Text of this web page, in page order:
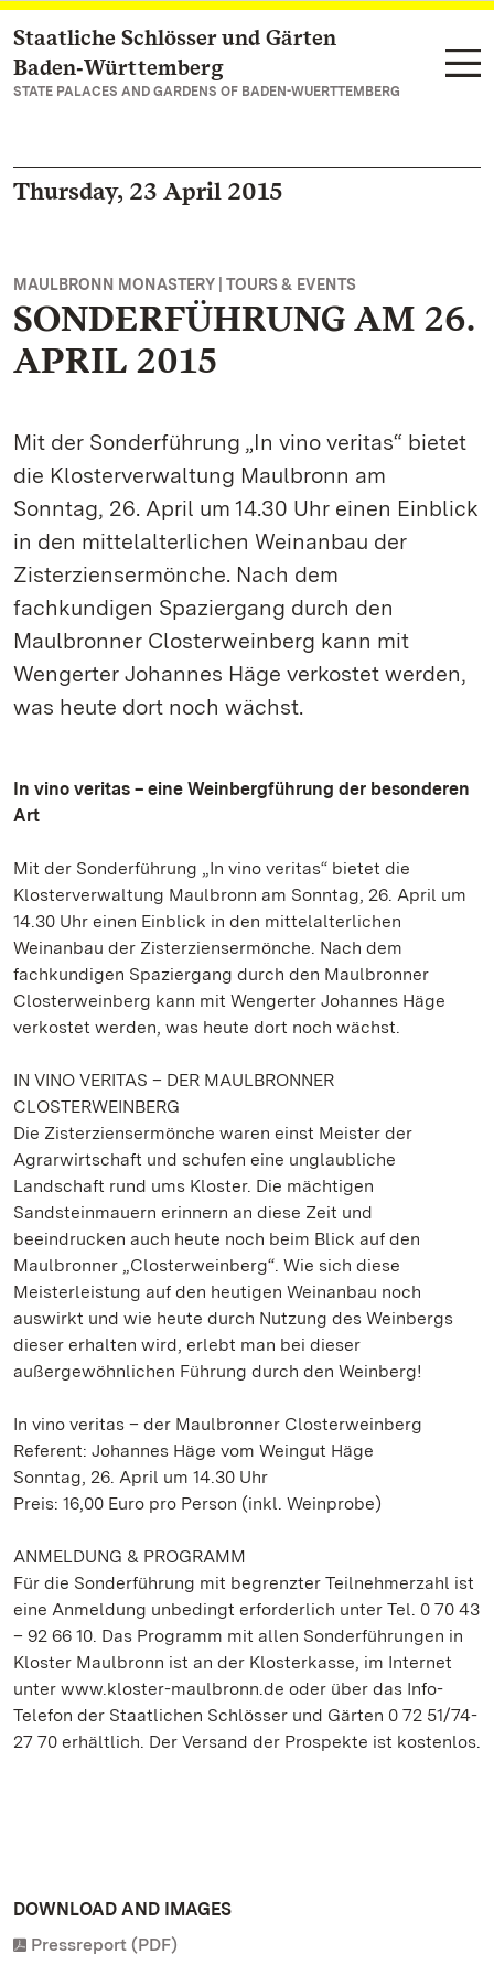
Navigate to main page
Staatliche Schlösser und Gärten
Baden‑Württemberg
STATE PALACES AND GARDENS OF BADEN-WUERTTEMBERG
Thursday, 23 April 2015
MAULBRONN MONASTERY | TOURS & EVENTS
SONDERFÜHRUNG AM 26.
APRIL 2015
Mit der Sonderführung „In vino veritas“ bietet
die Klosterverwaltung Maulbronn am
Sonntag, 26. April um 14.30 Uhr einen Einblick
in den mittelalterlichen Weinanbau der
Zisterziensermönche. Nach dem
fachkundigen Spaziergang durch den
Maulbronner Closterweinberg kann mit
Wengerter Johannes Häge verkostet werden,
was heute dort noch wächst.
In vino veritas – eine Weinbergführung der besonderen
Art
Mit der Sonderführung „In vino veritas“ bietet die
Klosterverwaltung Maulbronn am Sonntag, 26. April um
14.30 Uhr einen Einblick in den mittelalterlichen
Weinanbau der Zisterziensermönche. Nach dem
fachkundigen Spaziergang durch den Maulbronner
Closterweinberg kann mit Wengerter Johannes Häge
verkostet werden, was heute dort noch wächst.
IN VINO VERITAS – DER MAULBRONNER
CLOSTERWEINBERG
Die Zisterziensermönche waren einst Meister der
Agrarwirtschaft und schufen eine unglaubliche
Landschaft rund ums Kloster. Die mächtigen
Sandsteinmauern erinnern an diese Zeit und
beeindrucken auch heute noch beim Blick auf den
Maulbronner „Closterweinberg“. Wie sich diese
Meisterleistung auf den heutigen Weinanbau noch
auswirkt und wie heute durch Nutzung des Weinbergs
dieser erhalten wird, erlebt man bei dieser
außergewöhnlichen Führung durch den Weinberg!
In vino veritas – der Maulbronner Closterweinberg
Referent: Johannes Häge vom Weingut Häge
Sonntag, 26. April um 14.30 Uhr
Preis: 16,00 Euro pro Person (inkl. Weinprobe)
ANMELDUNG & PROGRAMM
Für die Sonderführung mit begrenzter Teilnehmerzahl ist
eine Anmeldung unbedingt erforderlich unter Tel. 0 70 43
– 92 66 10. Das Programm mit allen Sonderführungen in
Kloster Maulbronn ist an der Klosterkasse, im Internet
unter www.kloster-maulbronn.de oder über das Info-
Telefon der Staatlichen Schlösser und Gärten 0 72 51/74-
27 70 erhältlich. Der Versand der Prospekte ist kostenlos.
DOWNLOAD AND IMAGES
Pressreport (PDF)